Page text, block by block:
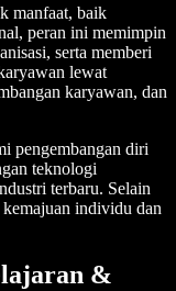
manfaat, baik
peran ini memimpin
serta memberi
lewat
karyawan, dan
pengembangan diri
teknologi
terbaru. Selain
individu dan
&